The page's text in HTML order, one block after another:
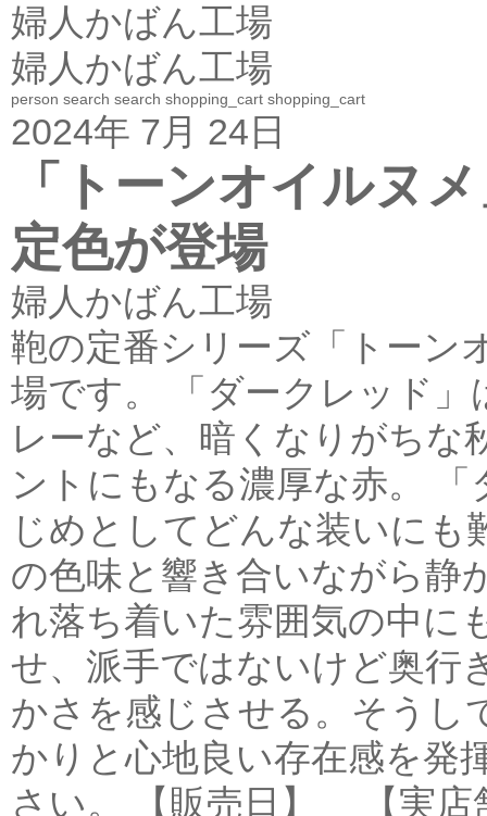
婦人かばん工場
婦人かばん工場
person search search shopping_cart shopping_cart
2024年 7月 24日
「トーンオイルヌ
定色が登場
婦人かばん工場
鞄の定番シリーズ「トーン
場です。 「ダークレッド
レーなど、暗くなりがちな
ントにもなる濃厚な赤。
じめとしてどんな装いに
の色味と響き合いながら静
れ落ち着いた雰囲気の中に
せ、派手ではないけど奥行
かさを感じさせる。そうし
かりと心地良い存在感を発
さい。 【販売日】 【実